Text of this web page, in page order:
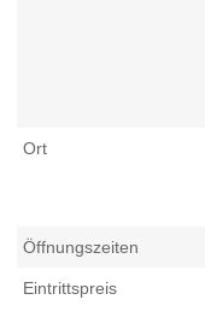
Ort
Öffnungszeiten
Eintrittspreis